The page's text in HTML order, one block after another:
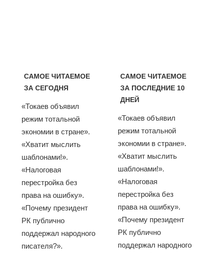
САМОЕ ЧИТАЕМОЕ
ЗА СЕГОДНЯ
«Токаев объявил
режим тотальной
экономии в стране».
«Хватит мыслить
шаблонами!».
«Налоговая
перестройка без
права на ошибку».
«Почему президент
РК публично
поддержал народного
писателя?».
САМОЕ ЧИТАЕМОЕ
ЗА ПОСЛЕДНИЕ 10
ДНЕЙ
«Токаев объявил
режим тотальной
экономии в стране».
«Хватит мыслить
шаблонами!».
«Налоговая
перестройка без
права на ошибку».
«Почему президент
РК публично
поддержал народного